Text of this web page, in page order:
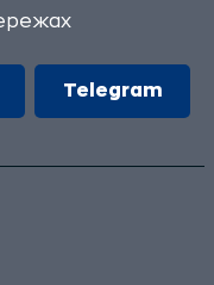
Telegram